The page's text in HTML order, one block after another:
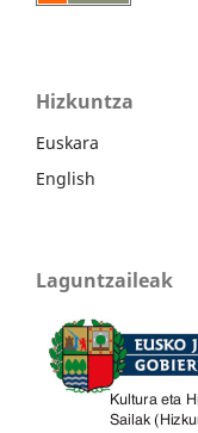
Hizkuntza
Euskara
English
Laguntzaileak